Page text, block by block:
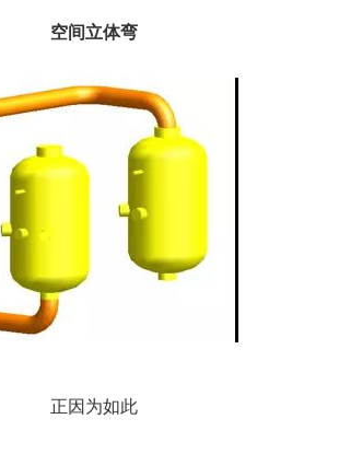
空间立体弯
正因为如此